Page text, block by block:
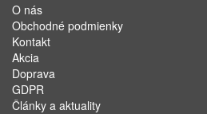
O nás
Obchodné podmienky
Kontakt
Akcia
Doprava
GDPR
Články a aktuality